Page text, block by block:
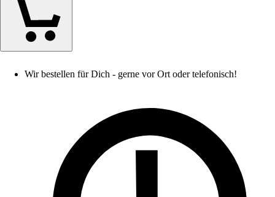
Wir bestellen für Dich - gerne vor Ort oder telefonisch!